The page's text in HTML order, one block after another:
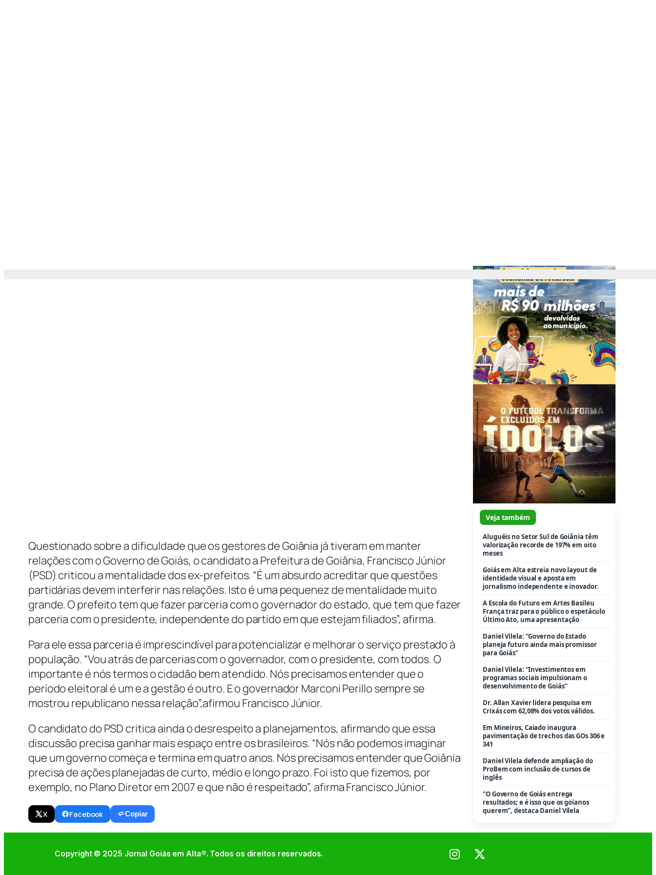
X Facebook Copiar
Questionado sobre a dificuldade que os gestores de Goiânia já tiveram em manter
relações com o Governo de Goiás, o candidato a Prefeitura de Goiânia, Francisco Júnior
(PSD) criticou a mentalidade dos ex-prefeitos. “É um absurdo acreditar que questões
partidárias devem interferir nas relações. Isto é uma pequenez de mentalidade muito
grande. O prefeito tem que fazer parceria com o governador do estado, que tem que fazer
parceria com o presidente, independente do partido em que estejam filiados”, afirma.
Para ele essa parceria é imprescindível para potencializar e melhorar o serviço prestado à
população. “Vou atrás de parcerias com o governador, com o presidente, com todos. O
importante é nós termos o cidadão bem atendido. Nós precisamos entender que o
período eleitoral é um e a gestão é outro. E o governador Marconi Perillo sempre se
mostrou republicano nessa relação”,afirmou Francisco Júnior.
O candidato do PSD critica ainda o desrespeito a planejamentos, afirmando que essa
discussão precisa ganhar mais espaço entre os brasileiros. “Nós não podemos imaginar
que um governo começa e termina em quatro anos. Nós precisamos entender que Goiânia
precisa de ações planejadas de curto, médio e longo prazo. Foi isto que fizemos, por
exemplo, no Plano Diretor em 2007 e que não é respeitado”, afirma Francisco Júnior.
Veja também
Aluguéis no Setor Sul de Goiânia têm
valorização recorde de 197% em oito
meses
Goiás em Alta estreia novo layout de
identidade visual e aposta em
jornalismo independente e inovador.
A Escola do Futuro em Artes Basileu
França traz para o público o espetáculo
Último Ato, uma apresentação
Daniel Vilela: “Governo do Estado
planeja futuro ainda mais promissor
para Goiás”
Daniel Vilela: “Investimentos em
programas sociais impulsionam o
desenvolvimento de Goiás”
Dr. Allan Xavier lidera pesquisa em
Crixás com 62,08% dos votos válidos.
Em Mineiros, Caiado inaugura
pavimentação de trechos das GOs 306 e
341
Daniel Vilela defende ampliação do
ProBem com inclusão de cursos de
inglês
“O Governo de Goiás entrega
resultados; e é isso que os goianos
querem”, destaca Daniel Vilela
Copyright © 2025 Jornal Goiás em Alta®. Todos os direitos reservados.